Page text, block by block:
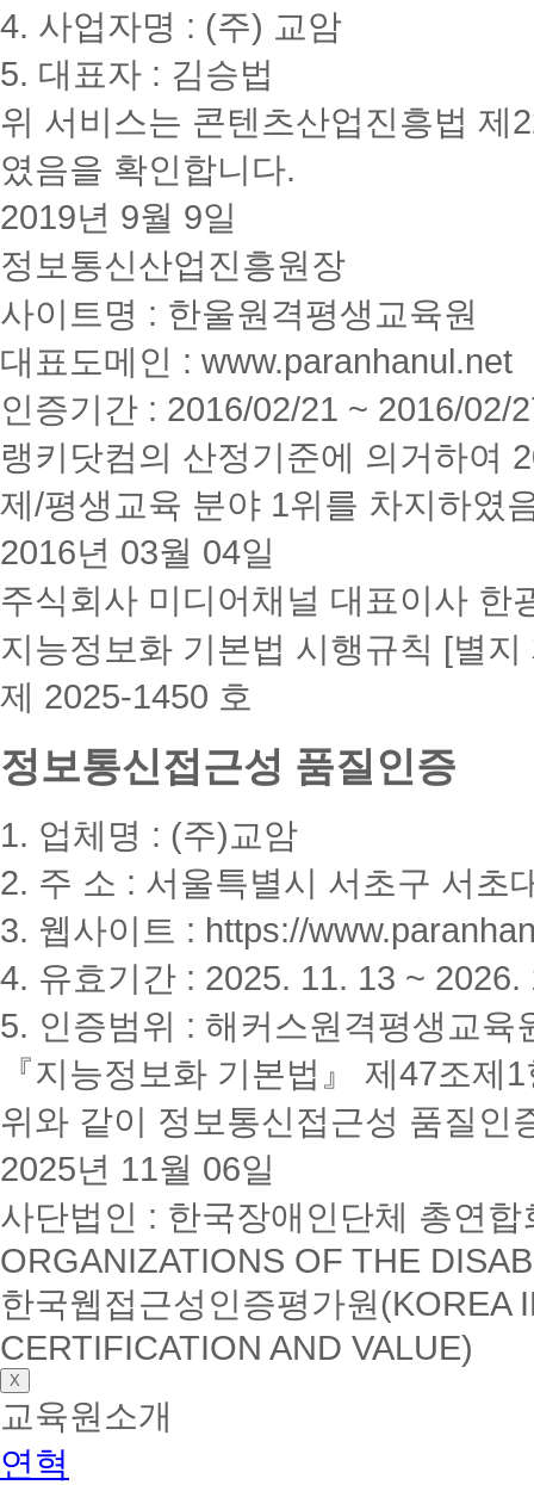
4. 사업자명 : (주) 교암
5. 대표자 : 김승법
위 서비스는 콘텐츠산업진흥법 제
였음을 확인합니다.
2019년 9월 9일
정보통신산업진흥원장
사이트명 : 한울원격평생교육원
대표도메인 : www.paranhanul.net
인증기간 : 2016/02/21 ~ 2016/02/
랭키닷컴의 산정기준에 의거하여
제/평생교육 분야 1위를 차지하였
2016년 03월 04일
주식회사 미디어채널 대표이사 한
지능정보화 기본법 시행규칙 [별지
제 2025-1450 호
정보통신접근성 품질인증
1. 업체명 : (주)교암
2. 주 소 : 서울특별시 서초구 서초
3. 웹사이트 : https://
4. 유효기간 : 2025. 11. 13 ~ 2026.
5. 인증범위 : 해커스원격평생교육
『지능정보화 기본법』 제47조
위와 같이 정보통신접근성 품질인
2025년 11월 06일
사단법인 : 한국장애인단체 총연
ORGANIZATIONS OF THE
한국웹접근성인증평가원(KOREA
CERTIFICATION AND VALUE)
X
교육원소개
연혁